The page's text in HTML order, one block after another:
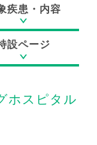
マップ
疾患・内容
設ページ
ホスピタル